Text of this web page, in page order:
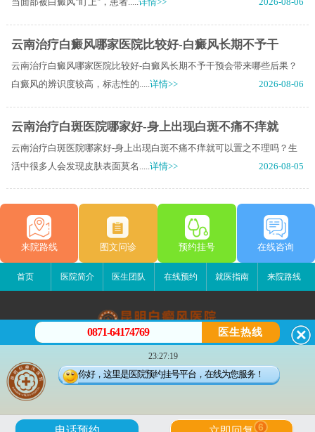
云南治疗白癜风哪家医院比较好-白癜风长期不予干
云南治疗白癜风哪家医院比较好-白癜风长期不予干预会带来哪些后果？
白癜风的辨识度较高，标志性的.....详情>> 2026-08-06
云南治疗白斑医院哪家好-身上出现白斑不痛不痒就
云南治疗白斑医院哪家好-身上出现白斑不痛不痒就可以置之不理吗？生
活中很多人会发现皮肤表面莫名.....详情>> 2026-08-05
来院路线 图文问诊 预约挂号 在线咨询
首页 医院简介 医生团队 在线预约 就医指南 来院路线
昆明白癜风医院
昆明市五华区护国路2号
版权所有：昆明白癜风医院
滇公安备 53010202000563号
0871-64174769 医生热线
23:27:19
你好，这里是医院预约挂号平台，在线为您服务！
6